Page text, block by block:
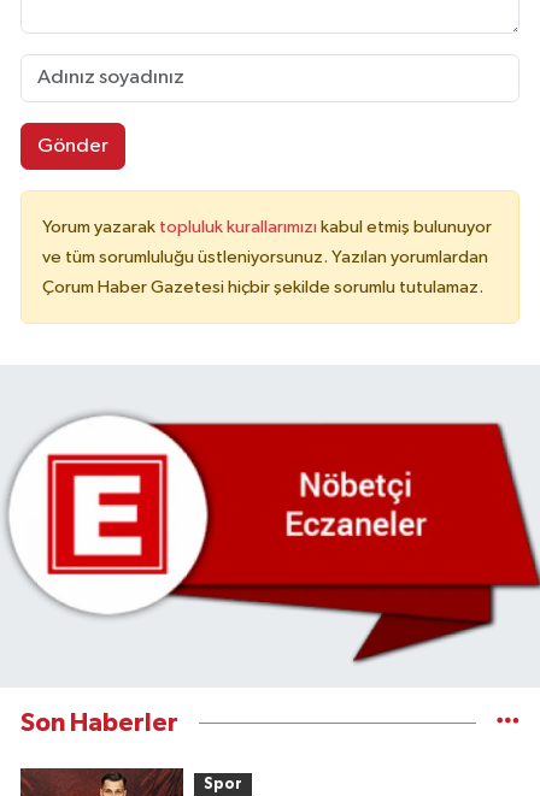
Gönder
Yorum yazarak topluluk kurallarımızı kabul etmiş bulunuyor
ve tüm sorumluluğu üstleniyorsunuz. Yazılan yorumlardan
Çorum Haber Gazetesi hiçbir şekilde sorumlu tutulamaz.
Son Haberler
Spor